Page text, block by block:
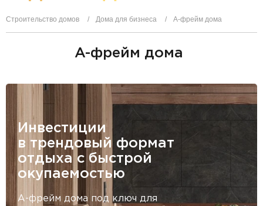
Строительство домов Дома для бизнеса A-фрейм дома
A-фрейм дома
Инвестиции
в трендовый формат
отдыха с быстрой
окупаемостью
А-фрейм дома под ключ для